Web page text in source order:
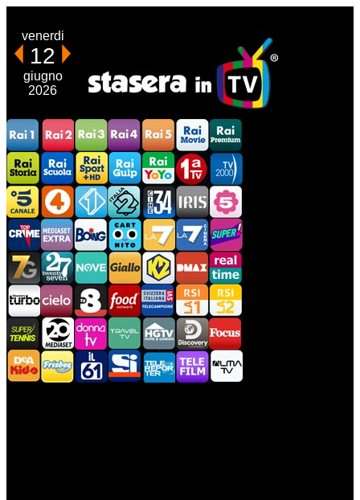
venerdi
12
giugno
2026